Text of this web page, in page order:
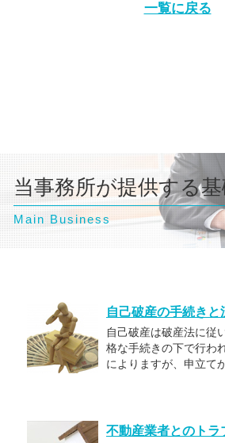
一覧に戻る
当事務所が提供する
Main Business
自己破産の手続きと
自己破産は破産法に従
格な手続きの下で行わ
によりますが、申立て
不動産業者とのトラ